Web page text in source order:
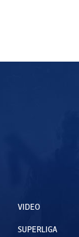
VIDEO
SUPERLIGA